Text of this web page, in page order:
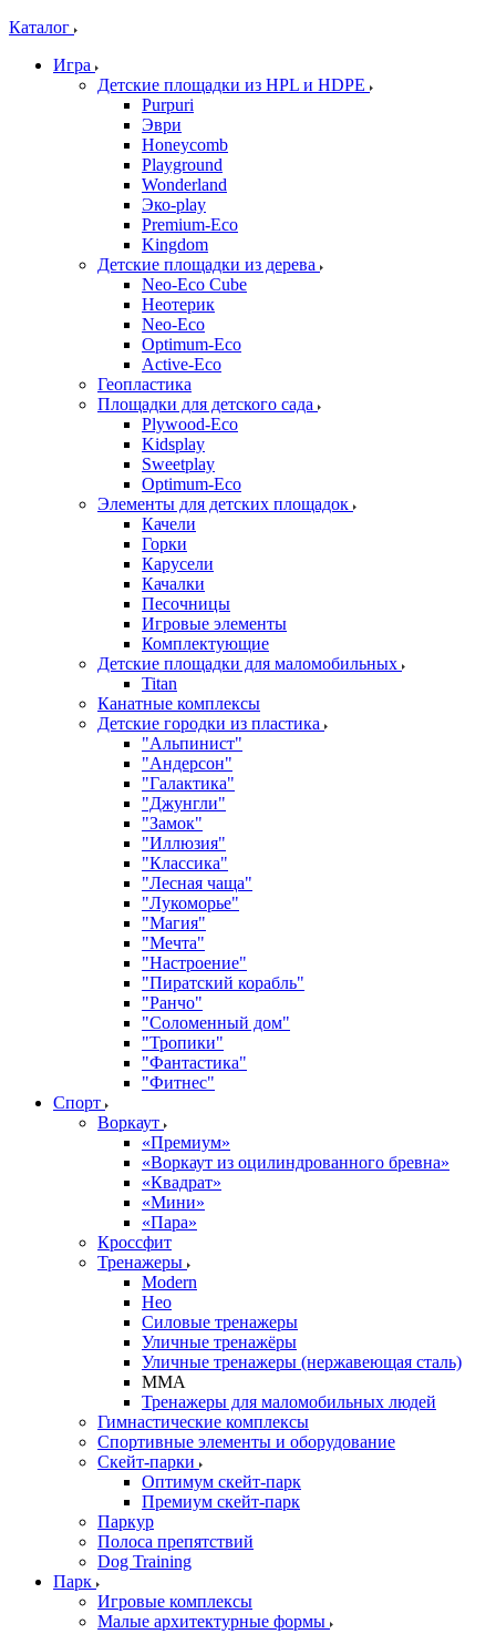
Каталог
Игра
Детские площадки из HPL и HDPE
Purpuri
Эври
Honeycomb
Playground
Wonderland
Эко-play
Premium-Eco
Kingdom
Детские площадки из дерева
Neo-Eco Cube
Неотерик
Neo-Eco
Оptimum-Еco
Active-Eco
Геопластика
Площадки для детского сада
Plywood-Eco
Kidsplay
Sweetplay
Оptimum-Еco
Элементы для детских площадок
Качели
Горки
Карусели
Качалки
Песочницы
Игровые элементы
Комплектующие
Детские площадки для маломобильных
Titan
Канатные комплексы
Детские городки из пластика
"Альпинист"
"Андерсон"
"Галактика"
"Джунгли"
"Замок"
"Иллюзия"
"Классика"
"Лесная чаща"
"Лукоморье"
"Магия"
"Мечта"
"Настроение"
"Пиратский корабль"
"Ранчо"
"Соломенный дом"
"Тропики"
"Фантастика"
"Фитнес"
Спорт
Воркаут
«Премиум»
«Воркаут из оцилиндрованного бревна»
«Квадрат»
«Мини»
«Пара»
Кроссфит
Тренажеры
Modern
Нео
Силовые тренажеры
Уличные тренажёры
Уличные тренажеры (нержавеющая сталь)
ММА
Тренажеры для маломобильных людей
Гимнастические комплексы
Спортивные элементы и оборудование
Скейт-парки
Оптимум скейт-парк
Премиум скейт-парк
Паркур
Полоса препятствий
Dog Training
Парк
Игровые комплексы
Малые архитектурные формы